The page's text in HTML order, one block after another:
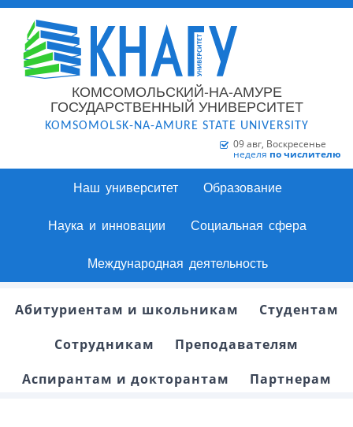
КОМСОМОЛЬСКИЙ-НА-АМУРЕ
ГОСУДАРСТВЕННЫЙ УНИВЕРСИТЕТ
KOMSOMOLSK-NA-AMURE STATE UNIVERSITY
09 авг, Воскресенье
неделя по числителю
Наш университет Образование
Наука и инновации Социальная сфера
Международная деятельность
Абитуриентам и школьникам
Студентам
Сотрудникам
Преподавателям
Аспирантам и докторантам
Партнерам